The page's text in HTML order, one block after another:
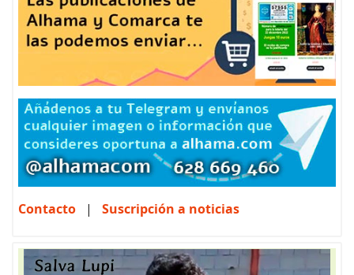
Contacto | Suscripción a noticias